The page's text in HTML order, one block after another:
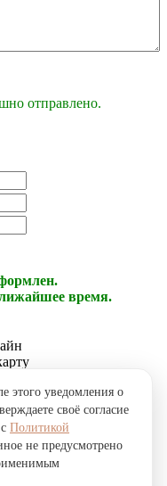
отправлено.
время.
курьерской службой
сервисы доставки
супермаркета
этого уведомления о
своё согласие
Политикой
не предусмотрено